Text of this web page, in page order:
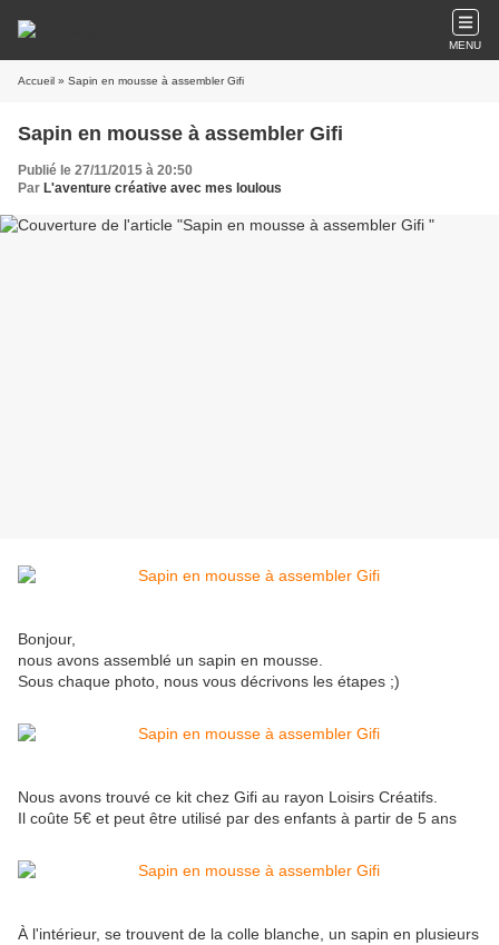
MENU
Accueil » Sapin en mousse à assembler Gifi
Sapin en mousse à assembler Gifi
Publié le 27/11/2015 à 20:50
Par L'aventure créative avec mes loulous
Bonjour,
nous avons assemblé un sapin en mousse.
Sous chaque photo, nous vous décrivons les étapes ;)
Nous avons trouvé ce kit chez Gifi au rayon Loisirs Créatifs.
Il coûte 5€ et peut être utilisé par des enfants à partir de 5 ans
À l'intérieur, se trouvent de la colle blanche, un sapin en plusieurs